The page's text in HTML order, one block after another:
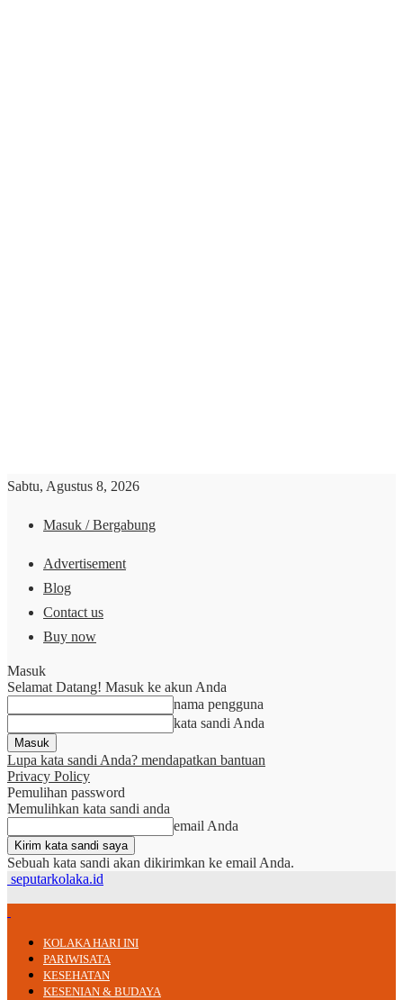
Sabtu, Agustus 8, 2026
Masuk / Bergabung
Advertisement
Blog
Contact us
Buy now
Masuk
Selamat Datang! Masuk ke akun Anda
nama pengguna
kata sandi Anda
Lupa kata sandi Anda? mendapatkan bantuan
Privacy Policy
Pemulihan password
Memulihkan kata sandi anda
email Anda
Sebuah kata sandi akan dikirimkan ke email Anda.
seputarkolaka.id
KOLAKA HARI INI
PARIWISATA
KESEHATAN
KESENIAN & BUDAYA